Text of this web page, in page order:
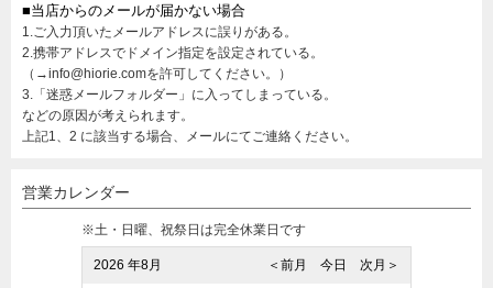
■当店からのメールが届かない場合
1.ご入力頂いたメールアドレスに誤りがある。
2.携帯アドレスでドメイン指定を設定されている。
（→info@hiorie.comを許可してください。）
3.「迷惑メールフォルダー」に入ってしまっている。
などの原因が考えられます。
上記1、2 に該当する場合、メールにてご連絡ください。
営業カレンダー
※土・日曜、祝祭日は完全休業日です
2026 年8月 次月＞
今日
＜前月